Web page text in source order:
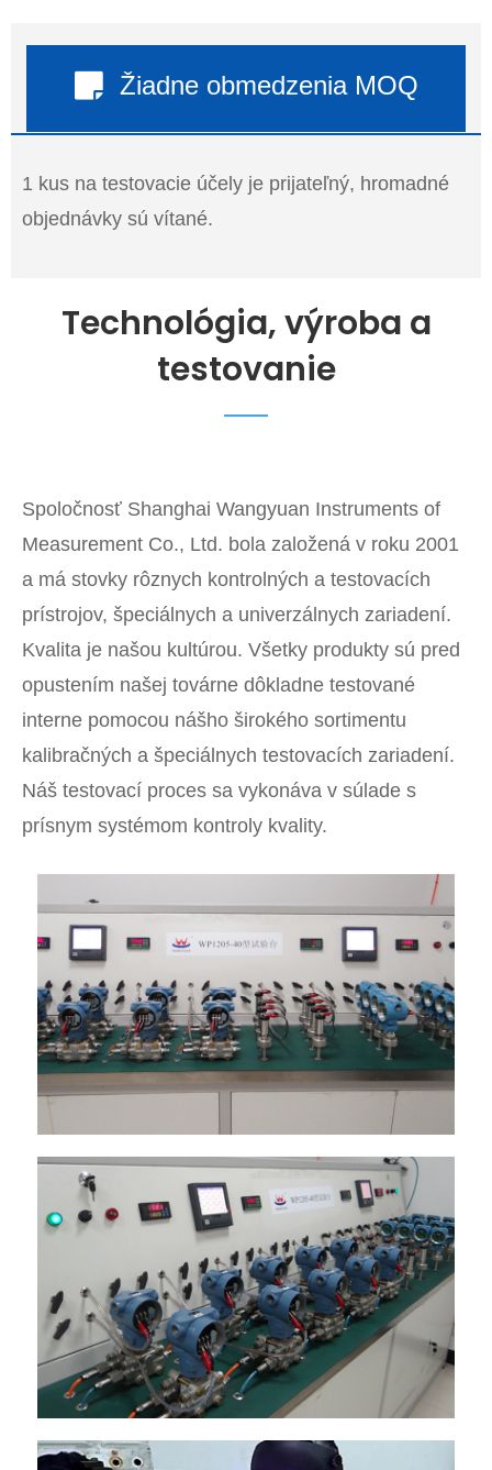
Žiadne obmedzenia MOQ
1 kus na testovacie účely je prijateľný, hromadné
objednávky sú vítané.
Technológia, výroba a
testovanie
Spoločnosť Shanghai Wangyuan Instruments of
Measurement Co., Ltd. bola založená v roku 2001
a má stovky rôznych kontrolných a testovacích
prístrojov, špeciálnych a univerzálnych zariadení.
Kvalita je našou kultúrou. Všetky produkty sú pred
opustením našej továrne dôkladne testované
interne pomocou nášho širokého sortimentu
kalibračných a špeciálnych testovacích zariadení.
Náš testovací proces sa vykonáva v súlade s
prísnym systémom kontroly kvality.